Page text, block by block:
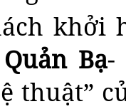
khởi
Quản Bạ-
thuật”